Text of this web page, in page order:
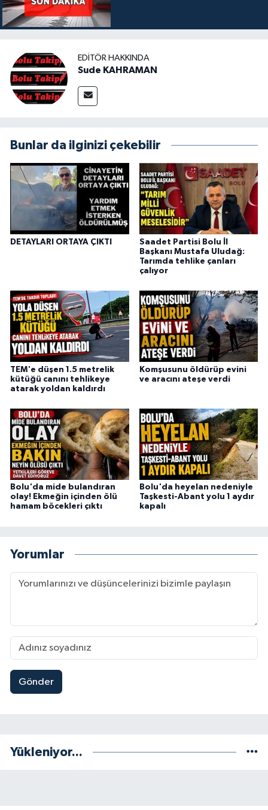
EDITÖR HAKKINDA
Sude KAHRAMAN
Bunlar da ilginizi çekebilir
DETAYLARI ORTAYA ÇIKTI
Saadet Partisi Bolu İl
Başkanı Mustafa Uludağ:
Tarımda tehlike çanları
çalıyor
TEM'e düşen 1.5 metrelik
kütüğü canını tehlikeye
atarak yoldan kaldırdı
Komşusunu öldürüp evini
ve aracını ateşe verdi
Bolu'da mide bulandıran
olay! Ekmeğin içinden ölü
hamam böcekleri çıktı
Bolu'da heyelan nedeniyle
Taşkesti-Abant yolu 1 aydır
kapalı
Yorumlar
Gönder
Yükleniyor...